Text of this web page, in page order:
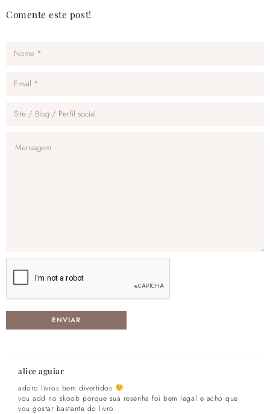
Comente este post!
alice aguiar
adoro livros bem divertidos
vou add no skoob porque sua resenha foi bem legal e acho que
vou gostar bastante do livro.